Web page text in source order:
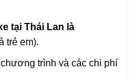
tại Thái Lan là
trẻ em).
trình và các chi phí